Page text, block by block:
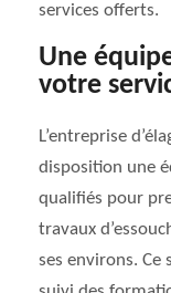
services offerts.
Une
votre
L’entreprise
disposition une
qualifiés pour
travaux
ses environs.